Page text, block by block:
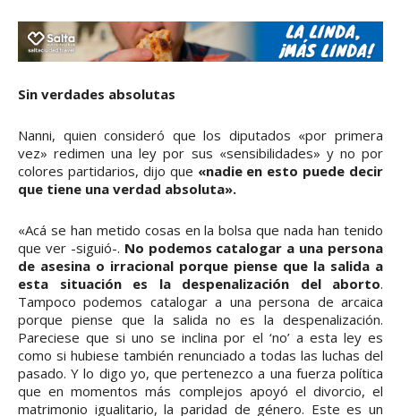
Sin verdades absolutas
Nanni, quien consideró que los diputados «por primera
vez» redimen una ley por sus «sensibilidades» y no por
colores partidarios, dijo que «nadie en esto puede decir
que tiene una verdad absoluta».
«Acá se han metido cosas en la bolsa que nada han tenido
que ver -siguió-. No podemos catalogar a una persona
de asesina o irracional porque piense que la salida a
esta situación es la despenalización del aborto.
Tampoco podemos catalogar a una persona de arcaica
porque piense que la salida no es la despenalización.
Pareciese que si uno se inclina por el ‘no’ a esta ley es
como si hubiese también renunciado a todas las luchas del
pasado. Y lo digo yo, que pertenezco a una fuerza política
que en momentos más complejos apoyó el divorcio, el
matrimonio igualitario, la paridad de género. Este es un